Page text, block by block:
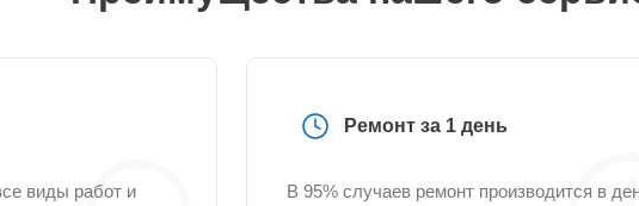
виды работ и
Ремонт за 1 день
В 95% случаев ремонт производится в